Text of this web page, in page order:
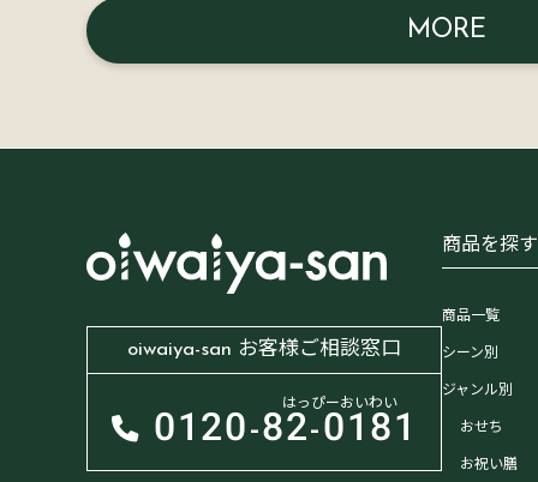
MORE
商品を探す
商品一覧
シーン別
ジャンル別
おせち
お祝い膳
oiwaiya-san お客様ご相談窓口
0120-82-0181
はっぴーおいわい